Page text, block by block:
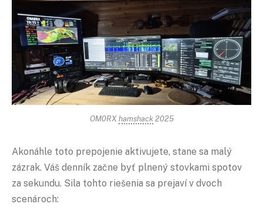
OM0RXhamshack2025
Akonáhle toto prepojenie aktivujete, stane sa malý
zázrak. Váš denník začne byť plnený stovkami spotov
za sekundu. Sila tohto riešenia sa prejaví v dvoch
scenároch: